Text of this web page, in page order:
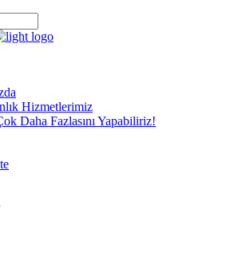
Hizmetlerimiz
Daha Fazlasını Yapabiliriz!